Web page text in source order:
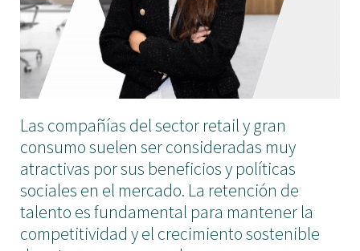
Las compañías del sector retail y gran
consumo suelen ser consideradas muy
atractivas por sus beneficios y políticas
sociales en el mercado. La retención de
talento es fundamental para mantener la
competitividad y el crecimiento sostenible